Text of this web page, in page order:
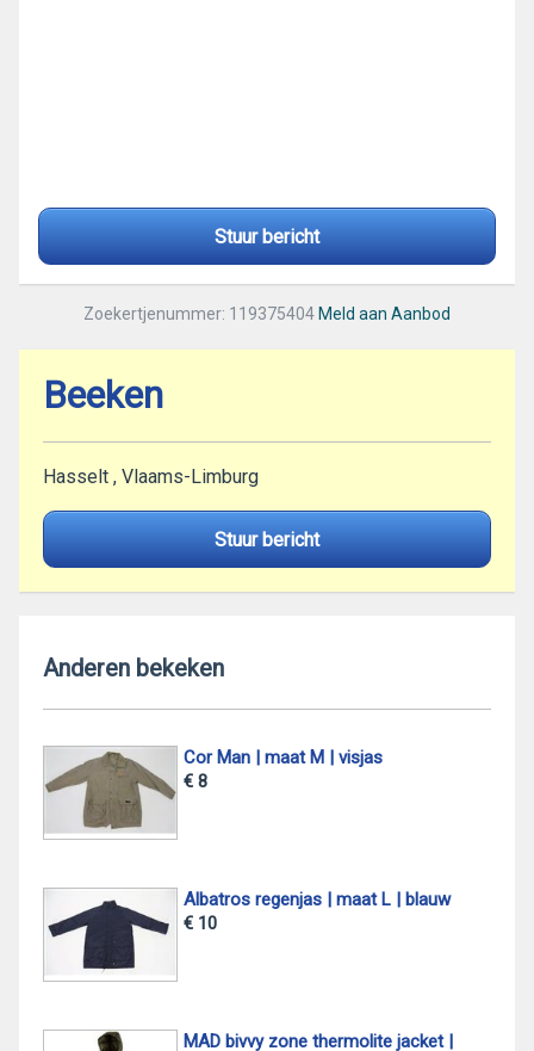
Stuur bericht
Zoekertjenummer: 119375404 Meld aan Aanbod
Beeken
Hasselt , Vlaams-Limburg
Stuur bericht
Anderen bekeken
Cor Man | maat M | visjas
€ 8
Albatros regenjas | maat L | blauw
€ 10
MAD bivvy zone thermolite jacket |